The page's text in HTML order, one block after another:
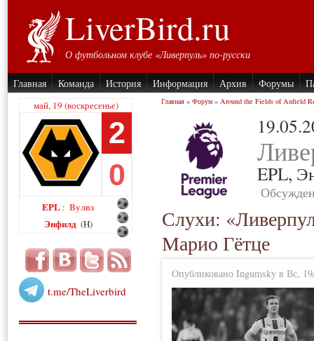
LiverBird.ru
О футбольном клубе «Ливерпуль» по-русски
Главная Команда История Информация Архив Форумы
май, 19 (воскресенье)
2
0
EPL : Вулвз
Энфилд (H)
t.me/TheLiverbird
Главная » Форум » Around the Fields of Anfield
EPL,
Слухи:
Марио Гётце
Опубликовано Ingumsky в Вс,